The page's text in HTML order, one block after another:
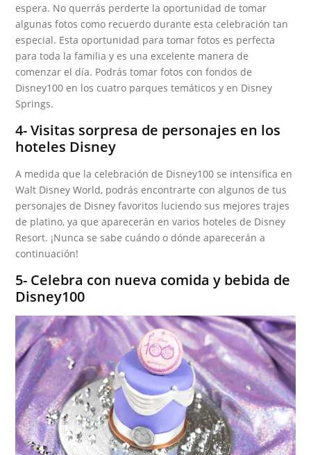
espera. No querrás perderte la oportunidad de tomar
algunas fotos como recuerdo durante esta celebración tan
especial. Esta oportunidad para tomar fotos es perfecta
para toda la familia y es una excelente manera de
comenzar el día. Podrás tomar fotos con fondos de
Disney100 en los cuatro parques temáticos y en Disney
Springs.
4- Visitas sorpresa de personajes en los
hoteles Disney
A medida que la celebración de Disney100 se intensifica en
Walt Disney World, podrás encontrarte con algunos de tus
personajes de Disney favoritos luciendo sus mejores trajes
de platino, ya que aparecerán en varios hoteles de Disney
Resort. ¡Nunca se sabe cuándo o dónde aparecerán a
continuación!
5- Celebra con nueva comida y bebida de
Disney100